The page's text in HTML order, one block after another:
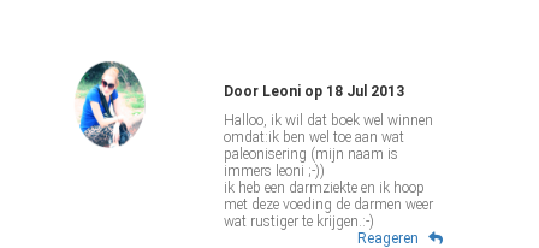
DoorLeoniop 18 Jul 2013
Halloo, ik wil dat boek wel winnen
omdat:ik ben wel toe aan wat
paleonisering (mijn naam is
immers leoni ;-))
ik heb een darmziekte en ik hoop
met deze voeding de darmen weer
wat rustiger te krijgen.:-)
Reageren